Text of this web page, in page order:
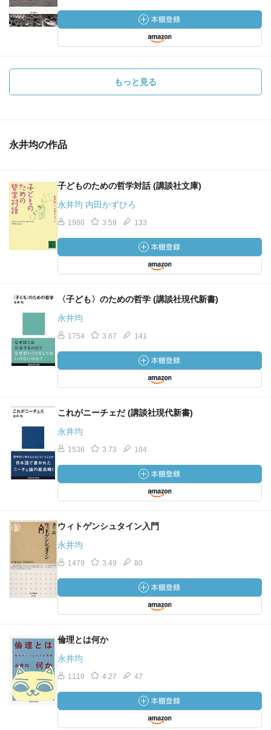
もっと見る
永井均の作品
子どものための哲学対話 (講談社文庫)
永井均 内田かずひろ
1980 3.59 133
〈子ども〉のための哲学 (講談社現代新書)
永井均
1754 3.67 141
これがニーチェだ (講談社現代新書)
永井均
1536 3.73 104
ウィトゲンシュタイン入門
永井均
1479 3.49 80
倫理とは何か
永井均
1110 4.27 47